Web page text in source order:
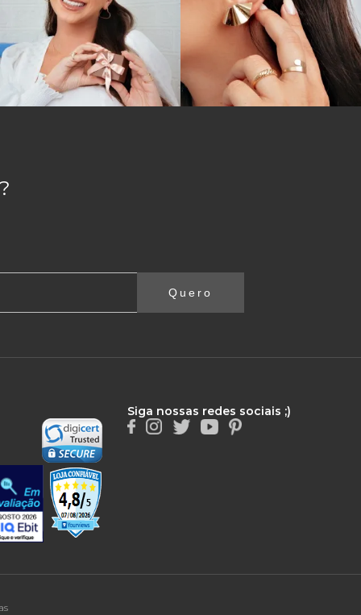
Quero
Siga nossas redes sociais ;)